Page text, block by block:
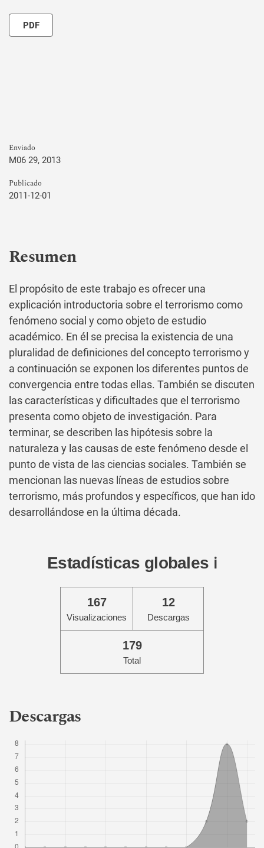
PDF
Enviado
M06 29, 2013
Publicado
2011-12-01
Resumen
El propósito de este trabajo es ofrecer una
explicación introductoria sobre el terrorismo como
fenómeno social y como objeto de estudio
académico. En él se precisa la existencia de una
pluralidad de definiciones del concepto terrorismo y
a continuación se exponen los diferentes puntos de
convergencia entre todas ellas. También se discuten
las características y dificultades que el terrorismo
presenta como objeto de investigación. Para
terminar, se describen las hipótesis sobre la
naturaleza y las causas de este fenómeno desde el
punto de vista de las ciencias sociales. También se
mencionan las nuevas líneas de estudios sobre
terrorismo, más profundos y específicos, que han ido
desarrollándose en la última década.
Estadísticas globales ℹ️
167
Visualizaciones
12
Descargas
179
Total
Descargas